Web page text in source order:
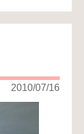
2010/07/16